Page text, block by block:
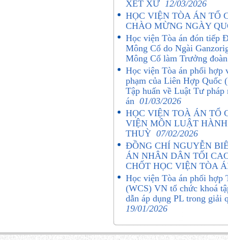
XÉT XỬ 12/03/2026
HỌC VIỆN TÒA ÁN TỔ
CHÀO MỪNG NGÀY
Học viện Tòa án đón tiếp
Mông Cổ do Ngài
Mông Cổ làm Trưởng
Học viện Tòa án phối hợp
phạm của Liên Hợp Quốc
Tập huấn về Luật Tư
án 01/03/2026
HỌC VIỆN TOÀ ÁN TỔ
VIỆN MÔN LUẬT
THUỲ 07/02/2026
ĐỒNG CHÍ NGUYỄN
ÁN NHÂN DÂN TỐI
CHỐT HỌC VIỆN TÒA
Học viện Tòa án phối hợp
(WCS) VN tổ chức khoá
dẫn áp dụng PL trong
19/01/2026